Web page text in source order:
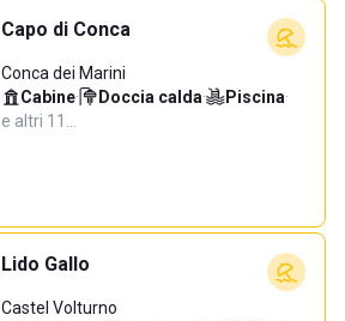
Capo di Conca
Conca dei Marini
Cabine· Doccia calda· Piscina·
e altri 11…
Lido Gallo
Castel Volturno